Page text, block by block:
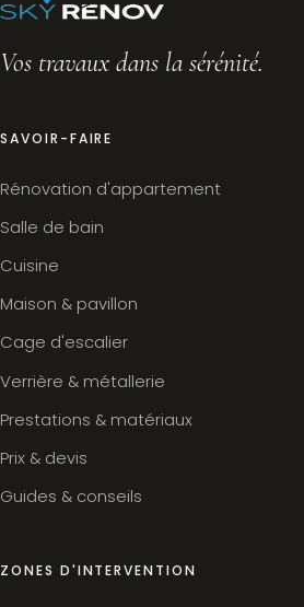
Vos travaux dans la sérénité.
SAVOIR-FAIRE
Rénovation d'appartement
Salle de bain
Cuisine
Maison & pavillon
Cage d'escalier
Verrière & métallerie
Prestations & matériaux
Prix & devis
Guides & conseils
ZONES D'INTERVENTION